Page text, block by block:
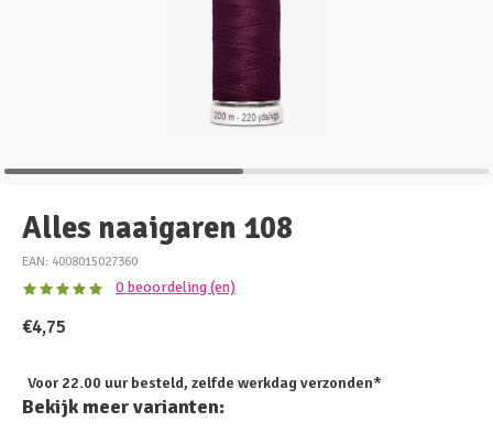
Alles naaigaren 108
EAN: 4008015027360
0 beoordeling (en)
€4,75
Voor 22.00 uur besteld, zelfde werkdag verzonden*
Bekijk meer varianten: